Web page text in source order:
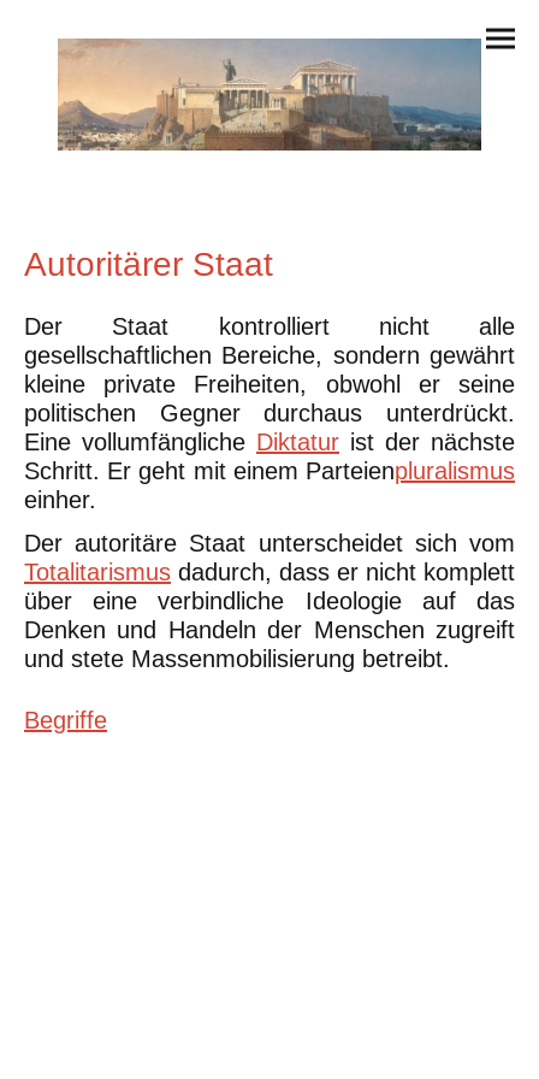
Autoritärer Staat
Der Staat kontrolliert nicht alle
gesellschaftlichen Bereiche, sondern gewährt
kleine private Freiheiten, obwohl er seine
politischen Gegner durchaus unterdrückt.
Eine vollumfängliche Diktatur ist der nächste
Schritt. Er geht mit einem Parteienpluralismus
einher.
Der autoritäre Staat unterscheidet sich vom
Totalitarismus dadurch, dass er nicht komplett
über eine verbindliche Ideologie auf das
Denken und Handeln der Menschen zugreift
und stete Massenmobilisierung betreibt.
Begriffe